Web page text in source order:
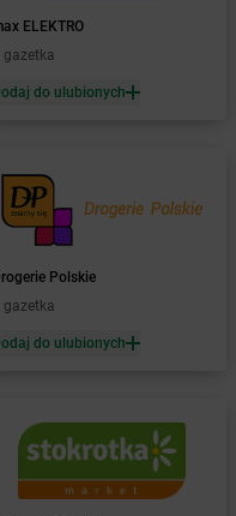
ELEKTRO
gazetka
do ulubionych
Polskie
gazetka
do ulubionych